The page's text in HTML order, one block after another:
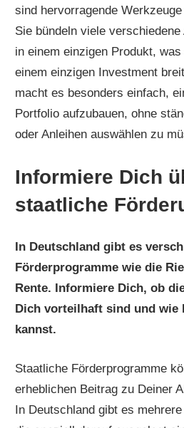
sind hervorragende
Sie bündeln viele
in einem einzigen Produkt,
einem einzigen Investment
macht es besonders einfach,
Portfolio aufzubauen, ohne
oder Anleihen auswählen zu
Informiere Dich
staatliche
In Deutschland gibt es
Förderprogramme wie die
Rente. Informiere Dich, ob
Dich vorteilhaft sind und wie
kannst.
Staatliche Förderprogramme
erheblichen Beitrag zu Deiner
In Deutschland gibt es